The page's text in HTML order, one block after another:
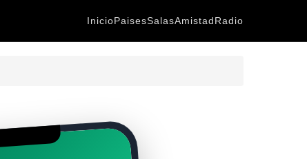
InicioPaisesSalasAmistadRadio